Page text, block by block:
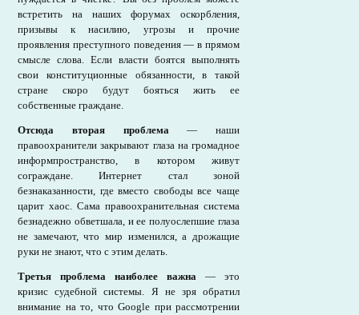
встретить на наших форумах оскорбления,
призывы к насилию, угрозы и прочие
проявления преступного поведения — в прямом
смысле слова. Если власти боятся выполнять
свои конституционные обязанности, в такой
стране скоро будут бояться жить ее
собственные граждане.
Отсюда вторая проблема— наши
правоохранители закрывают глаза на громадное
информпространство, в котором живут
сограждане. Интернет стал зоной
безнаказанности, где вместо свободы все чаще
царит хаос. Сама правоохранительная система
безнадежно обветшала, и ее полуослепшие глаза
не замечают, что мир изменился, а дрожащие
руки не знают, что с этим делать.
Третья проблема наиболее важна — это
кризис судебной системы. Я не зря обратил
внимание на то, что Google при рассмотрении